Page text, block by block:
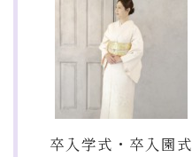
卒入学式・卒入園式